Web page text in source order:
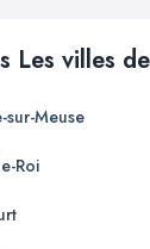
Les villes
sur-Meuse
Roi